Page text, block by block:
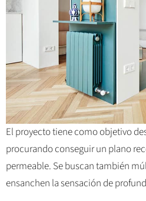
El proyecto tiene como objetivo
procurando conseguir un plano
permeable. Se buscan también
ensanchen la sensación de